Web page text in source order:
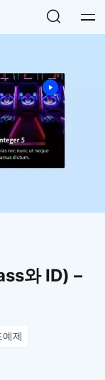
와 ID) –
예제